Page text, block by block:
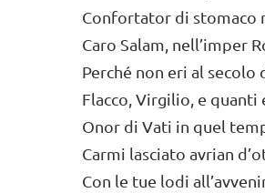
Confortator di stomaco
Caro Salam, nell’imper
Perché non eri al secolo
Flacco, Virgilio, e quanti
Onor di Vati in quel
Carmi lasciato avrian
Con le tue lodi